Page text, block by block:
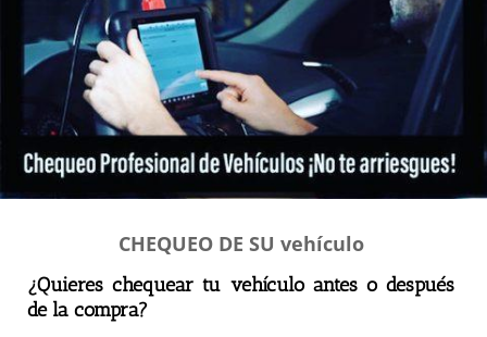
CHEQUEO DE SU vehículo
¿Quieres chequear tu vehículo antes o después
de la compra?